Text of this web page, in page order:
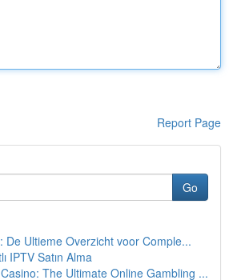
Report Page
Go
De Ultieme Overzicht voor Comple...
IPTV Satın Alma
The Ultimate Online Gambling ...